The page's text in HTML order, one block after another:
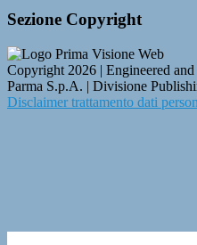
Sezione Copyright
Copyright 2026 | Engineered
Parma S.p.A. | Divisione
Disclaimer trattamento dati